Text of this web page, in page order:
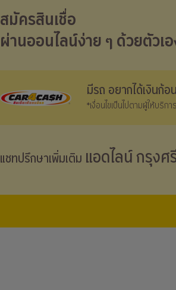
สมัครสินเชื่อ
ผ่านออนไลน์ง่าย ๆ ด้วยตัวเ
มีรถ อยากได้เงินก้อน
*เงื่อนไขเป็นไปตามผู้ให้บริก
แชทปรึกษาเพิ่มเติม แอดไลน์ กรุงศ